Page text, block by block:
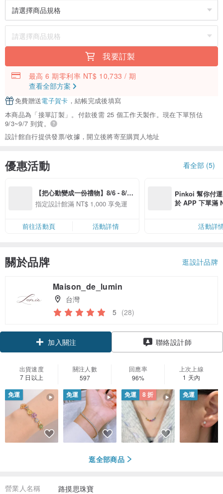
我要訂製
最高 6 期零利率 NT$ 10,733 / 期
查看全部方案
免費贈送電子賀卡 ，結帳完成後填寫
本商品為「接單訂製」。付款後需 25 個工作天製作。現在下單預估
9/3~9/7 到貨。
設計館自行提供發票/收據，開立後將寄至購買人地址
優惠活動 看全部 (5)
【把心動變成一份禮物】8/6 - 8/20
精選品牌全館滿 NT$1,000 免運
指定設計館滿 NT$ 1,000 享免運
前往活動頁 活動詳情
Pinkoi 幫你付
於 APP 下單滿
活動詳
關於品牌 逛設計品牌
Maison_de_lumin
台灣
5 (28)
加入關注
聯絡設計師
出貨速度
7 日以上
關注人數
597
回應率
96%
上次上線
1 天內
免運 免運 免運 8 折 免運
逛全部商品
營業人名稱
路摸思珠寶